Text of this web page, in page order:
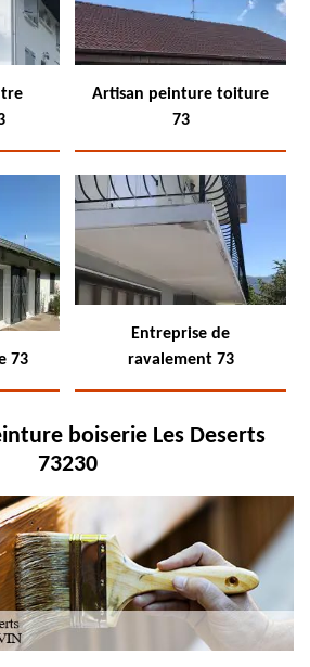
Artisan peinture toiture
73
73
Entreprise de
ravalement 73
boiserie Les Deserts
73230